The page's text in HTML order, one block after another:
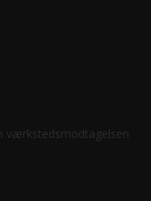
værkstedsmodtagelsen